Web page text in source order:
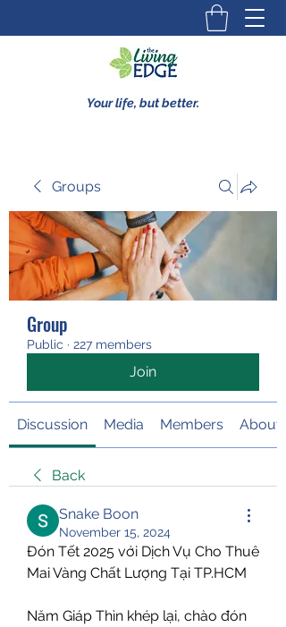
Your life, but better.
Groups
Group
Public · 227 members
Join
Discussion Media Members About
Back
Snake Boon
November 15, 2024
Đón Tết 2025 với Dịch Vụ Cho Thuê
Mai Vàng Chất Lượng Tại TP.HCM
Năm Giáp Thìn khép lại, chào đón